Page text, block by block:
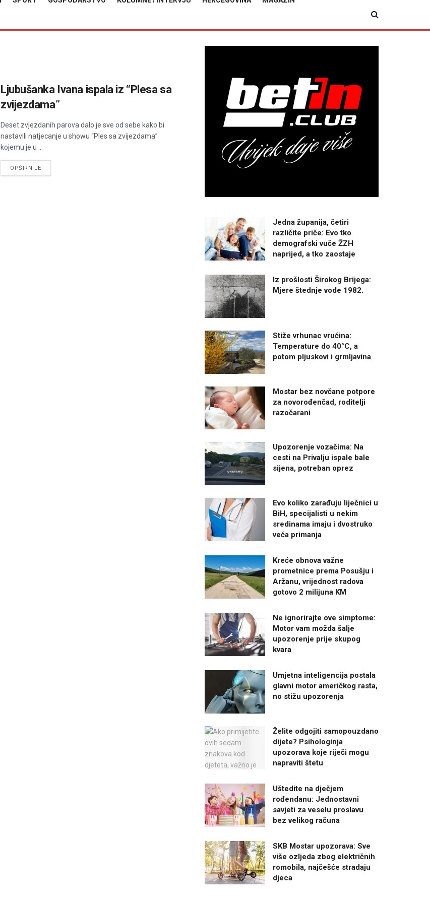
Ljubušanka Ivana ispala iz “Plesa sa
zvijezdama”
Deset zvjezdanih parova dalo je sve od sebe kako bi
nastavili natjecanje u showu “Ples sa zvijezdama”
kojemu je u ...
OPŠIRNIJEDETAILS
Jedna županija, četiri
različite priče: Evo tko
demografski vuče ŽZH
naprijed, a tko zaostaje
Iz prošlosti Širokog Brijega:
Mjere štednje vode 1982.
Stiže vrhunac vrućina:
Temperature do 40°C, a
potom pljuskovi i grmljavina
Mostar bez novčane potpore
za novorođenčad, roditelji
razočarani
Upozorenje vozačima: Na
cesti na Privalju ispale bale
sijena, potreban oprez
Evo koliko zarađuju liječnici u
BiH, specijalisti u nekim
sredinama imaju i dvostruko
veća primanja
Kreće obnova važne
prometnice prema Posušju i
Aržanu, vrijednost radova
gotovo 2 milijuna KM
Ne ignorirajte ove simptome:
Motor vam možda šalje
upozorenje prije skupog
kvara
Umjetna inteligencija postala
glavni motor američkog rasta,
no stižu upozorenja
Želite odgojiti samopouzdano
dijete? Psihologinja
upozorava koje riječi mogu
napraviti štetu
Uštedite na dječjem
rođendanu: Jednostavni
savjeti za veselu proslavu
bez velikog računa
SKB Mostar upozorava: Sve
više ozljeda zbog električnih
romobila, najčešće stradaju
djeca